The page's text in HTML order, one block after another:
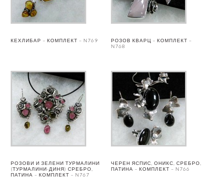
КЕХЛИБАР – КОМПЛЕКТ – N769
РОЗОВ КВАРЦ – КОМПЛЕКТ –
N768
РОЗОВИ И ЗЕЛЕНИ ТУРМАЛИНИ
(ТУРМАЛИНИ-ДИНЯ) СРЕБРО,
ПАТИНА – КОМПЛЕКТ – N767
ЧЕРЕН ЯСПИС, ОНИКС, СРЕБРО,
ПАТИНА – КОМПЛЕКТ – N766